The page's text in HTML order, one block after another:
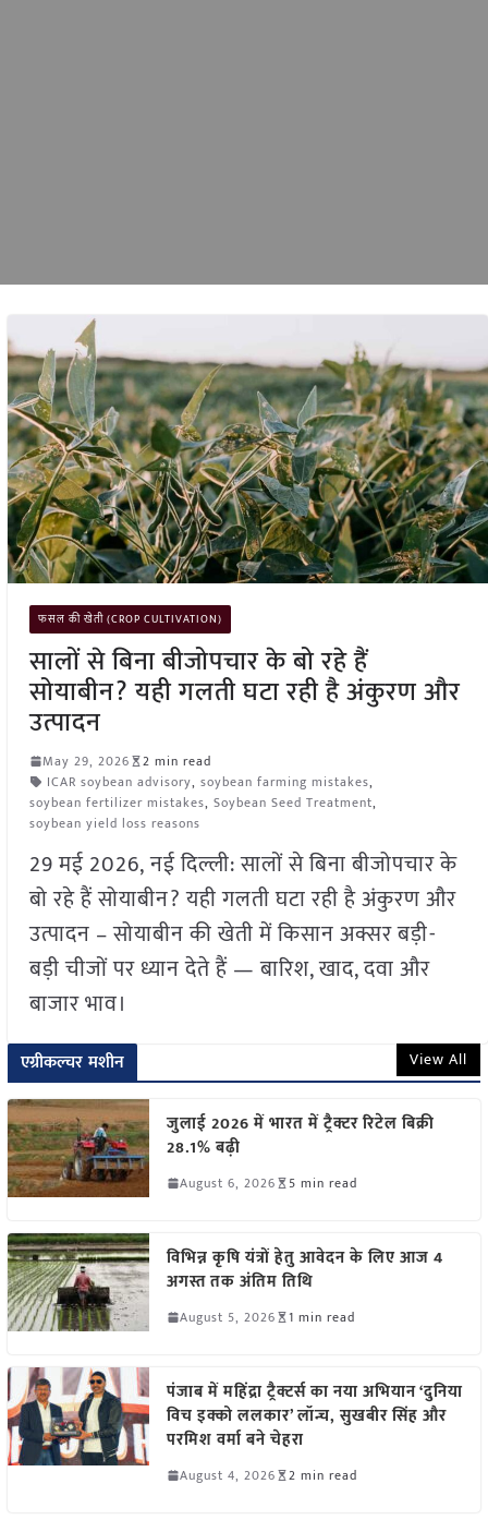
फसल की खेती (CROP CULTIVATION)
सालों से बिना बीजोपचार के बो रहे हैं
सोयाबीन? यही गलती घटा रही है अंकुरण और
उत्पादन
May 29, 2026
2 min read
ICAR soybean advisory, soybean farming mistakes,
soybean fertilizer mistakes, Soybean Seed Treatment,
soybean yield loss reasons
29 मई 2026, नई दिल्ली: सालों से बिना बीजोपचार के
बो रहे हैं सोयाबीन? यही गलती घटा रही है अंकुरण और
उत्पादन – सोयाबीन की खेती में किसान अक्सर बड़ी-
बड़ी चीजों पर ध्यान देते हैं — बारिश, खाद, दवा और
बाजार भाव।
एग्रीकल्चर मशीन View All
जुलाई 2026 में भारत में ट्रैक्टर रिटेल बिक्री
28.1% बढ़ी
August 6, 2026 5 min read
विभिन्न कृषि यंत्रों हेतु आवेदन के लिए आज 4
अगस्त तक अंतिम तिथि
August 5, 2026 1 min read
पंजाब में महिंद्रा ट्रैक्टर्स का नया अभियान ‘दुनिया
विच इक्को ललकार’ लॉन्च, सुखबीर सिंह और
परमिश वर्मा बने चेहरा
August 4, 2026 2 min read